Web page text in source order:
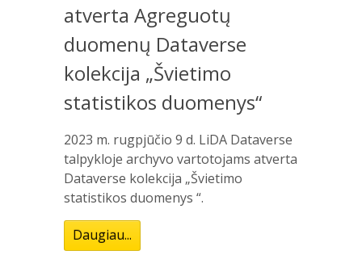
atverta Agreguotų
duomenų Dataverse
kolekcija „Švietimo
statistikos duomenys“
2023 m. rugpjūčio 9 d. LiDA Dataverse
talpykloje archyvo vartotojams atverta
Dataverse kolekcija „Švietimo
statistikos duomenys “.
Daugiau...